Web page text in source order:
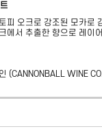
피 오크로 강조된 모카로
에서 추출한 향으로 레이
(CANNONBALL WINE